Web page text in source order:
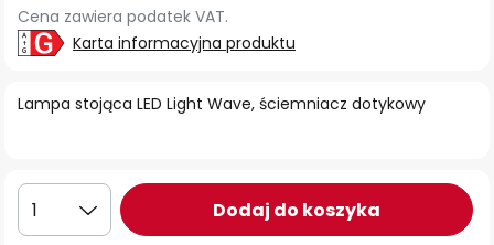
początek
galerii
Lampa stojąca LED Light Wave, ściemniacz dotykowy
Cena zawiera podatek VAT.
Karta informacyjna produktu
1 Dodaj do koszyka